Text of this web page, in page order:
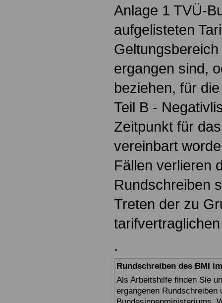
Anlage 1 TVÜ-
aufgelisteten
ergangen sind,
beziehen, für
Teil B -
Zeitpunkt für
vereinbart
Fällen verlieren
Rundschreiben
Treten der zu
.
Rundschreiben des BMI
Als Arbeitshilfe finden Sie
ergangenen